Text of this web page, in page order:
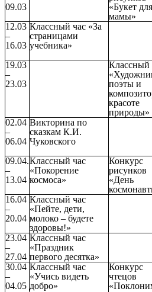
09.03
«Букет для
мамы»
12.03
–
16.03
Классный час «За
страницами
учебника»
19.03
–
23.03
Классный
поэты и
красоте
природы»
02.04
–
06.04
Викторина по
сказкам К.И.
Чуковского
09.04.
–
13.04
Классный час
«Покорение
космоса»
Конкурс
рисунков
«День
16.04
–
20.04
Классный час
«Пейте, дети,
молоко – будете
здоровы!»
23.04
–
27.04
Классный час
«Праздник
первого десятка»
30.04
–
04.05
Классный час
«Учись видеть
добро»
Конкурс
чтецов